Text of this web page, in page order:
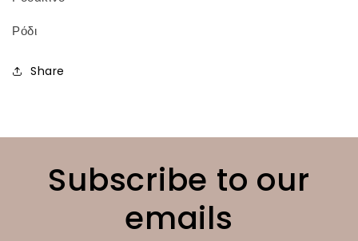
Ρόδι
Share
Subscribe to our
emails